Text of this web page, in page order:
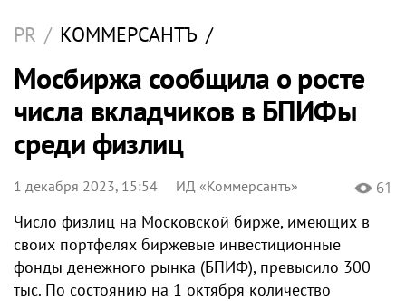
PR / КОММЕРСАНТЪ /
Мосбиржа сообщила о росте
числа вкладчиков в БПИФы
среди физлиц
1 декабря 2023, 15:54 ИД «Коммерсантъ» 61
Число физлиц на Московской бирже, имеющих в
своих портфелях биржевые инвестиционные
фонды денежного рынка (БПИФ), превысило 300
тыс. По состоянию на 1 октября количество